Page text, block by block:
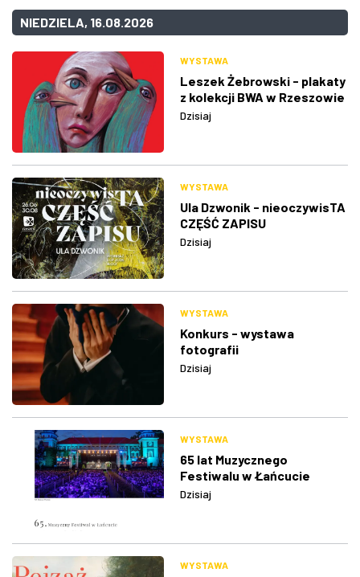
NIEDZIELA, 16.08.2026
WYSTAWA
Leszek Żebrowski - plakaty
z kolekcji BWA w Rzeszowie
Dzisiaj
WYSTAWA
Ula Dzwonik - nieoczywisTA
CZĘŚĆ ZAPISU
Dzisiaj
WYSTAWA
Konkurs - wystawa
fotografii
Dzisiaj
WYSTAWA
65 lat Muzycznego
Festiwalu w Łańcucie
Dzisiaj
WYSTAWA